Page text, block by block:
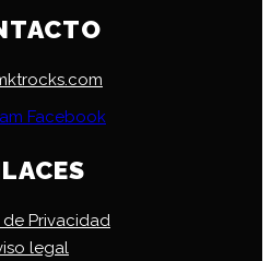
Facebook
de Privacidad
legal